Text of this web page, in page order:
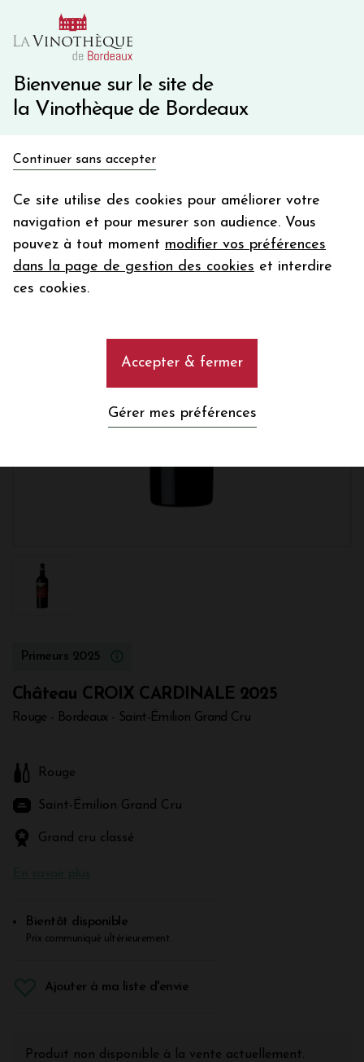
Bienvenue sur le site de
la Vinothèque de Bordeaux
Continuer sans accepter
Ce site utilise des cookies pour améliorer votre
navigation et pour mesurer son audience. Vous
pouvez à tout moment modifier vos préférences
dans la page de gestion des cookies et interdire
ces cookies.
Accepter & fermer
Gérer mes préférences
10€ de remise immédiate sur votre première commande
Une question ?
Primeurs 2025
Château CROIX CARDINALE 2025
Rouge - Bordeaux - Saint-Émilion Grand Cru
Rouge
Saint-Émilion Grand Cru
Grand cru classé
Bientôt disponible
Prix communiqué ultérieurement.
Ajouter à ma liste d'envie
Produit non disponible à la vente actuellement.
en bon d'achat
Votre
email
En m’abonnant, j’accepte de recevoir la newsletter de la